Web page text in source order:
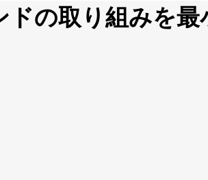
の取り組みを最